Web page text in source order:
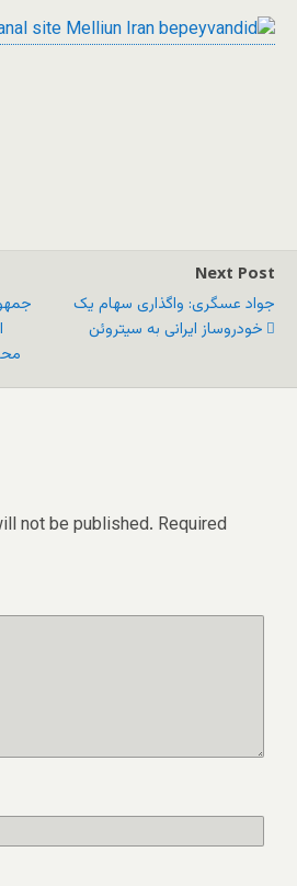
Next Post
جواد عسگری: واگذاری سهام یک
خودروساز ایرانی به سیتروئن
not be published. Required